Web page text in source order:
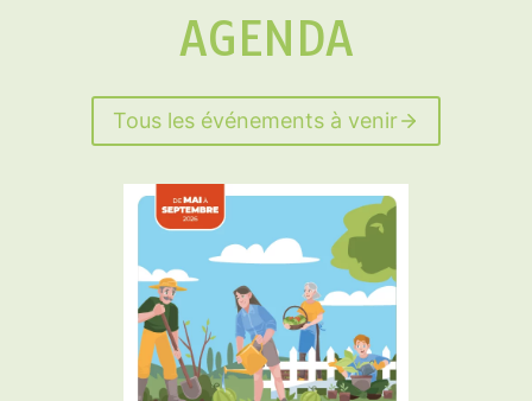
AGENDA
Tous les événements à venir